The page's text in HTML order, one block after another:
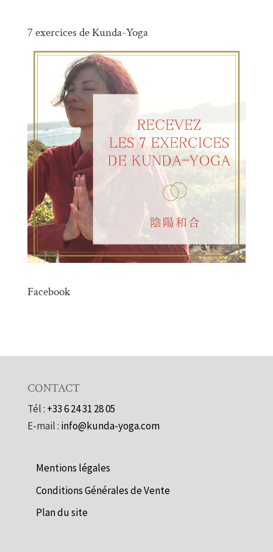
7 exercices de Kunda-Yoga
Facebook
CONTACT
Tél : +33 6 24 31 28 05
E-mail : info@kunda-yoga.com
Mentions légales
Conditions Générales de Vente
Plan du site